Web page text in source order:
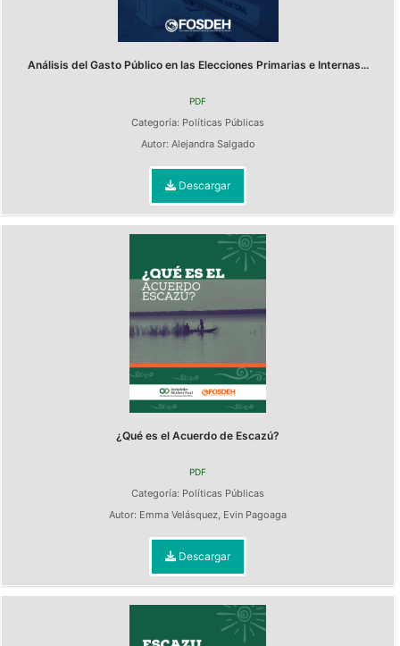
Análisis del Gasto Público en las Elecciones Primarias e Internas...
PDF
Categoría: Políticas Públicas
Autor: Alejandra Salgado
Descargar
¿Qué es el Acuerdo de Escazú?
PDF
Categoría: Políticas Públicas
Autor: Emma Velásquez, Evin Pagoaga
Descargar